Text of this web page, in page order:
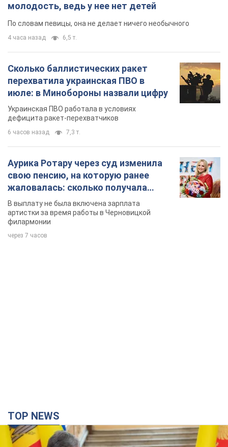
молодость, ведь у нее нет детей
По словам певицы, она не делает ничего необычного
4 часа назад 6,5 т.
Сколько баллистических ракет
перехватила украинская ПВО в
июле: в Минобороны назвали цифру
Украинская ПВО работала в условиях
дефицита ракет-перехватчиков
6 часов назад 7,3 т.
Аурика Ротару через суд изменила
свою пенсию, на которую ранее
жаловалась: сколько получала
певица
В выплату не была включена зарплата
артистки за время работы в Черновицкой
филармонии
через 7 часов
TOP NEWS